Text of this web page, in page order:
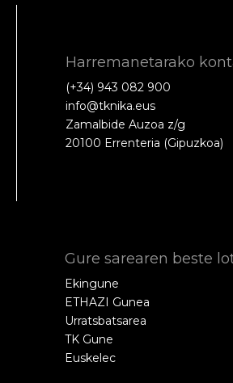
Harremanetarako
(+34) 943 082 900
info@tknika.eus
Zamalbide Auzoa z/g
20100 Errenteria (Gipuzkoa)
Gure sarearen beste
Ekingune
ETHAZI Gunea
Urratsbatsarea
TK Gune
Euskelec